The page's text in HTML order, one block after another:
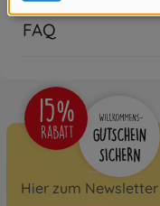
FAQ
Hier zum